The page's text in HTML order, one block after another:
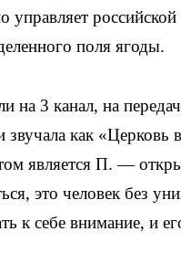
управляет
поля ягоды.
на 3 канал, на
звучала как
является П. —
это человек без
к себе внимание, и